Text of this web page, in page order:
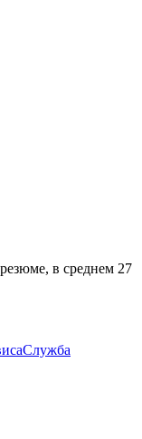
резюме, в среднем 27
Служба